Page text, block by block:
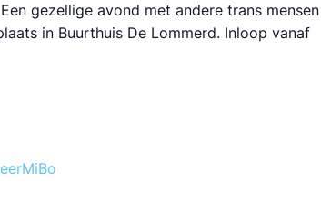
gezellige avond met andere trans mensen
in Buurthuis De Lommerd. Inloop vanaf